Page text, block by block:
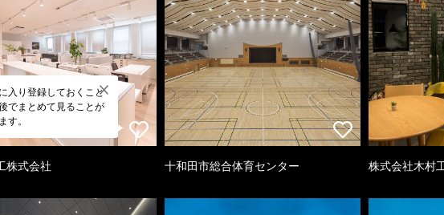
入り登録しておくこと
でまとめて見ることが
す。
株式会社 十和田市総合体育センター 株式会社木村